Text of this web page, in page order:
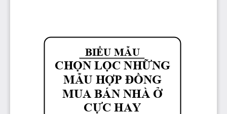
BIỂU MẪU
CHỌN LỌC NHỮNG
MẪU HỢP ĐỒNG
MUA BÁN NHÀ Ở
CỰC HAY